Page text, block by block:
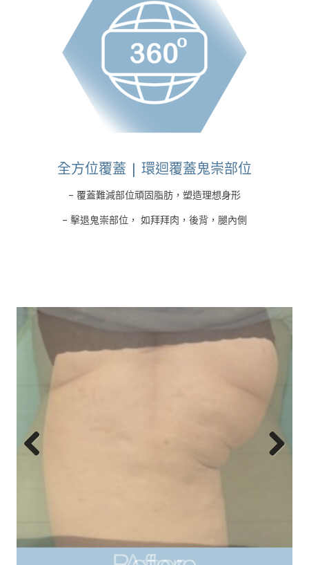
全方位覆蓋 | 環迴覆蓋鬼崇部位
– 覆蓋難減部位頑固脂肪，塑造理想身形
– 擊退鬼崇部位， 如拜拜肉，後背，腿內側